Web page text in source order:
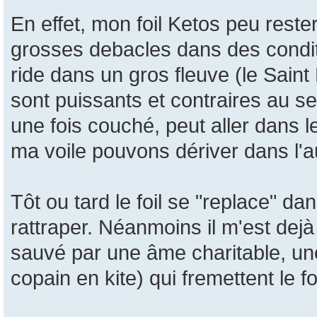
En effet, mon foil Ketos peu
grosses debacles dans des
ride dans un gros fleuve (le
sont puissants et contraires au
une fois couché, peut aller dans
ma voile pouvons dériver dans
Tôt ou tard le foil se "replace"
rattraper. Néanmoins il m'est
sauvé par une âme charitable,
copain en kite) qui fremettent le